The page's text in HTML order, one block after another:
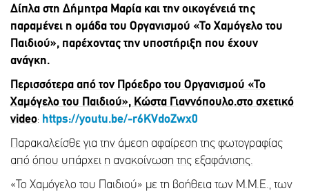
Δίπλα στη Δήμητρα Μαρία και την οικογένειά της
παραμένει η ομάδα του Οργανισμού «Το Χαμόγελο του
Παιδιού», παρέχοντας την υποστήριξη που έχουν
ανάγκη.
Περισσότερα από τον Πρόεδρο του Οργανισμού «Το
Χαμόγελο του Παιδιού», Κώστα Γιαννόπουλο.στο σχετικό
video: https://youtu.be/-r6KVdoZwx0
Παρακαλείσθε για την άμεση αφαίρεση της φωτογραφίας
από όπου υπάρχει η ανακοίνωση της εξαφάνισης.
«Το Χαμόγελο του Παιδιού» με τη βοήθεια των Μ.Μ.Ε., των